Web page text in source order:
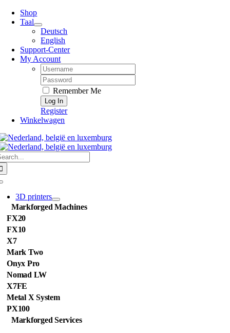
Skip
Shop
Taal
Deutsch
English
Support-Center
My Account
Username:
Password:
Remember Me
Register
Winkelwagen
3D printers
Markforged Machines
FX20
FX10
X7
Mark Two
Onyx Pro
Nomad LW
X7FE
Metal X System
PX100
Markforged Services